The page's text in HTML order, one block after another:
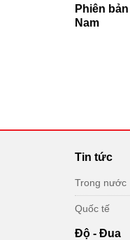
Phiên
Nam
Tin tức
Trong nước
Quốc tế
Độ - Đua